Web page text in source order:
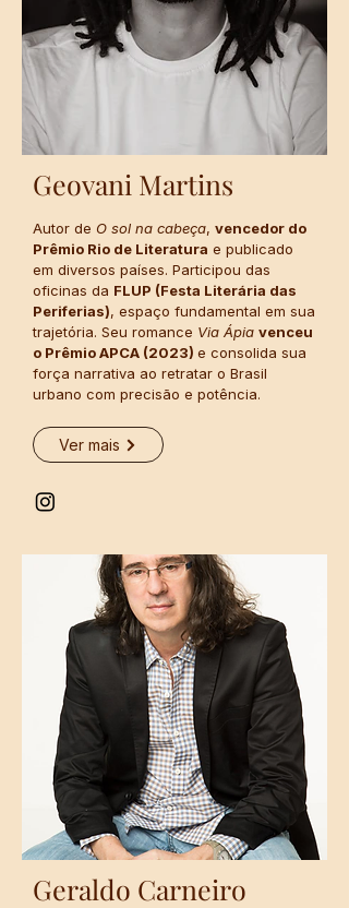
Geovani Martins
Autor de O sol na cabeça, vencedor do
Prêmio Rio de Literatura e publicado
em diversos países. Participou das
oficinas da FLUP (Festa Literária das
Periferias), espaço fundamental em sua
trajetória. Seu romance Via Ápia venceu
o Prêmio APCA (2023) e consolida sua
força narrativa ao retratar o Brasil
urbano com precisão e potência.
Ver mais
Geraldo Carneiro